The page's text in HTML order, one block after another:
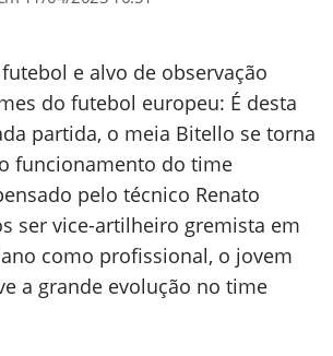
e alvo de observação
do futebol europeu: É desta
partida, o meia Bitello se torna
funcionamento do time
pelo técnico Renato
ser vice-artilheiro gremista em
ano como profissional, o jovem
a grande evolução no time